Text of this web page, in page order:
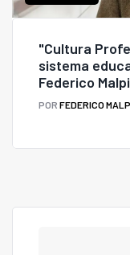
"Cultura
sistema
Federico
POR FEDERICO